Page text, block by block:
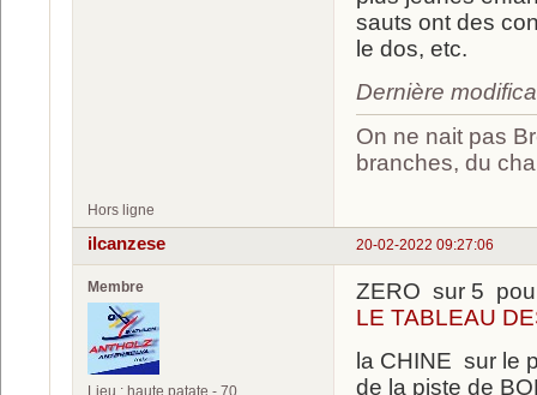
sauts ont des
le dos, etc.
Dernière
On ne nait pas
branches, du
Hors ligne
20-02-2022 09:27:06
ilcanzese
Membre
Lieu : haute patate - 70
ZERO sur 5
LE TABLEAU
la CHINE sur le
de la piste de